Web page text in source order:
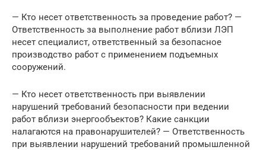
— Кто несет ответственность за проведение работ? —
Ответственность за выполнение работ вблизи ЛЭП
несет специалист, ответственный за безопасное
производство работ с применением подъемных
сооружений.
— Кто несет ответственность при выявлении
нарушений требований безопасности при ведении
работ вблизи энергообъектов? Какие санкции
налагаются на правонарушителей? — Ответственность
при выявлении нарушений требований промышленной